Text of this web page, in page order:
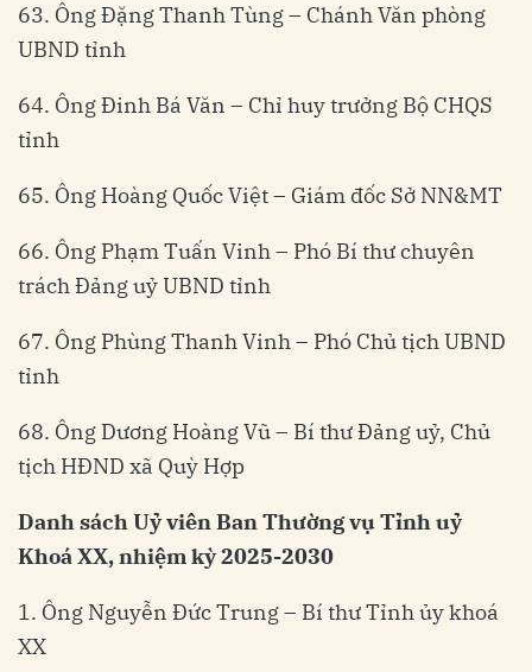
63. Ông Đặng Thanh Tùng – Chánh Văn phòng
UBND tỉnh
64. Ông Đinh Bá Văn – Chỉ huy trưởng Bộ CHQS
tỉnh
65. Ông Hoàng Quốc Việt – Giám đốc Sở NN&MT
66. Ông Phạm Tuấn Vinh – Phó Bí thư chuyên
trách Đảng uỷ UBND tỉnh
67. Ông Phùng Thanh Vinh – Phó Chủ tịch UBND
tỉnh
68. Ông Dương Hoàng Vũ – Bí thư Đảng uỷ, Chủ
tịch HĐND xã Quỳ Hợp
Danh sách Uỷ viên Ban Thường vụ Tỉnh uỷ
Khoá XX, nhiệm kỳ 2025-2030
1. Ông Nguyễn Đức Trung – Bí thư Tỉnh ủy khoá
XX